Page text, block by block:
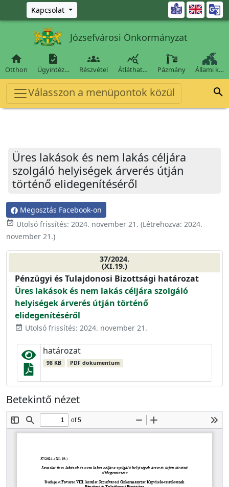
Ugrás a fő tartalomra
Kapcsolat 
Józsefvárosi Önkormányzat

Otthon

Ügyintéz…

Részvétel

Átláthat… Pázmány Állami k…
Válasszon a menüpontok közül 
Üres lakások és nem lakás céljára
szolgáló helyiségek árverés útján
történő elidegenítéséről
Megosztás Facebook-on
event_available Utolsó frissítés: 2024. november 21. (Létrehozva: 2024.
november 21.)
37/2024.
(XI.19.)
Pénzügyi és Tulajdonosi Bizottsági határozat
Üres lakások és nem lakás céljára szolgáló
helyiségek árverés útján történő
elidegenítéséről
event_available Utolsó frissítés: 2024. november 21.
határozat
98 KB PDF dokumentum
Betekintő nézet